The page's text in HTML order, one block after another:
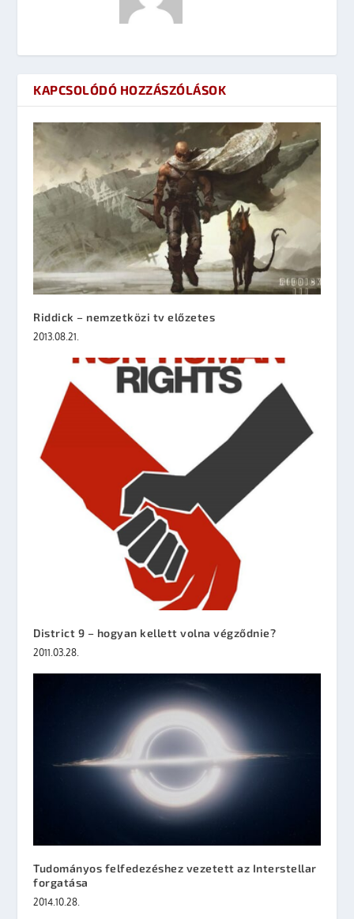
KAPCSOLÓDÓ HOZZÁSZÓLÁSOK
Riddick – nemzetközi tv előzetes
2013.08.21.
District 9 – hogyan kellett volna végződnie?
2011.03.28.
Tudományos felfedezéshez vezetett az Interstellar
forgatása
2014.10.28.